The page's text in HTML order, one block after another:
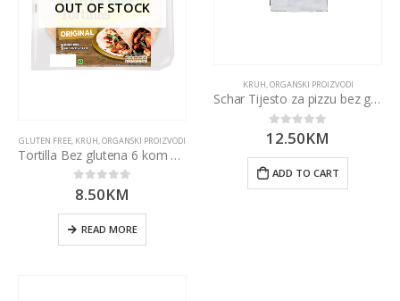
OUT OF STOCK
GLUTEN FREE, KRUH,ORGANSKI PROIZVODI
Tortilla Bez glutena 6 kom – 216g Old El Paso
0out of 5
8.50KM
READ MORE
KRUH,ORGANSKI PROIZVODI
Schar Tijesto za pizzu bez glutena (2×150 g) 300 g
0 out of 5
12.50KM
ADD TO CART